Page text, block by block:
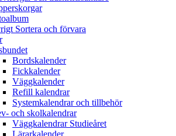
Sortera och förvara
Bordskalender
Fickkalender
Väggkalender
Refill kalendrar
Systemkalendrar och tillbehör
och skolkalendrar
Väggkalendrar Studieåret
Lärarkalender